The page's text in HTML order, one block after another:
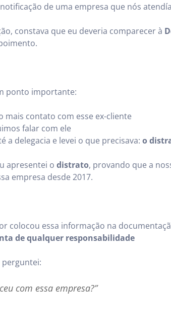
de uma empresa que nós
constava que eu deveria comparecer à
ponto importante:
mais contato com esse ex-cliente
falar com ele
a delegacia e levei o que precisava: o
apresentei o distrato, provando que a
empresa desde 2017.
colocou essa informação na
de qualquer responsabilidade
perguntei:
com essa empresa?”